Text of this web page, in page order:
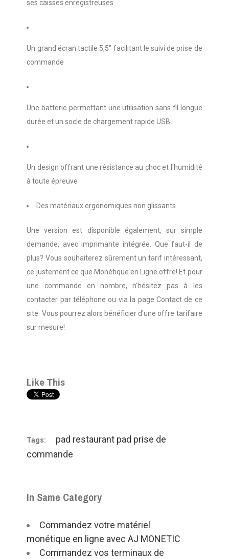
ses caisses enregistreuses
Un grand écran tactile 5,5" facilitant le suivi de prise de
commande
Une batterie permettant une utilisation sans fil longue
durée et un socle de chargement rapide USB
Un design offrant une résistance au choc et l'humidité
à toute épreuve
Des matériaux ergonomiques non glissants
Une version est disponible également, sur simple
demande, avec imprimante intégrée. Que faut-il de
plus? Vous souhaiterez sûrement un tarif intéressant,
ce justement ce que Monétique en Ligne offre! Et pour
une commande en nombre, n'hésitez pas à les
contacter par téléphone ou via la page Contact de ce
site. Vous pourrez alors bénéficier d'une offre tarifaire
sur mesure!
Like This
Tags: pad restaurant pad prise de
commande
In Same Category
Commandez votre matériel
monétique en ligne avec AJ MONETIC
Commandez vos terminaux de